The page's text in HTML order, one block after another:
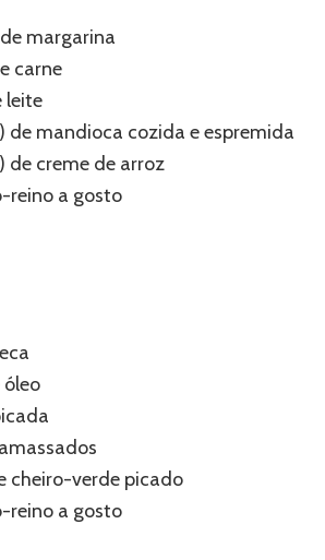
margarina
carne
leite
de mandioca cozida e espremida
de creme de arroz
reino a gosto
óleo
cheiro-verde picado
reino a gosto